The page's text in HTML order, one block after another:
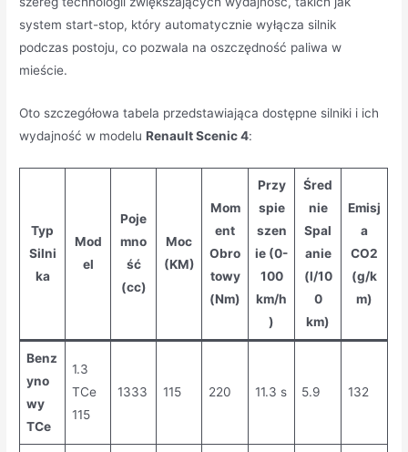
system start-stop, który automatycznie wyłącza silnik
podczas postoju, co pozwala na oszczędność paliwa w
mieście.
Oto szczegółowa tabela przedstawiająca dostępne silniki i ich
wydajność w modeluRenault Scenic 4:
Typ
Silni
ka
Mod
el
Poje
mno
ść
(cc)
Moc
(KM)
Mom
ent
Obro
towy
(Nm)
Przy
spie
szen
ie (0-
100
km/h
)
Śred
nie
Spal
anie
(l/10
0
km)
Emisj
a
CO2
(g/k
m)
Benz
yno
wy
TCe
1.3
TCe
115
1333 115 220 11.3 s 5.9 132